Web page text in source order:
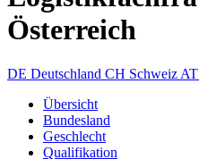
Österreich
DE Deutschland CH Schweiz AT
Übersicht
Bundesland
Geschlecht
Qualifikation